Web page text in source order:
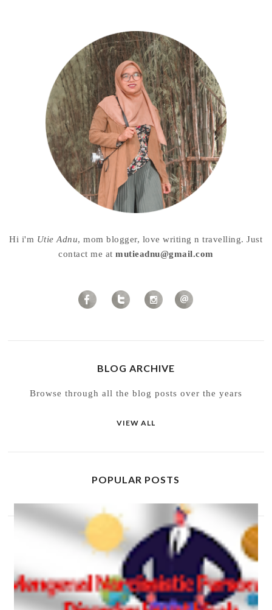
Hi i'm Utie Adnu, mom blogger, love writing n travelling. Just
contact me atmutieadnu@gmail.com
BLOG ARCHIVE
Browse through all the blog posts over the years
VIEW ALL
POPULAR POSTS